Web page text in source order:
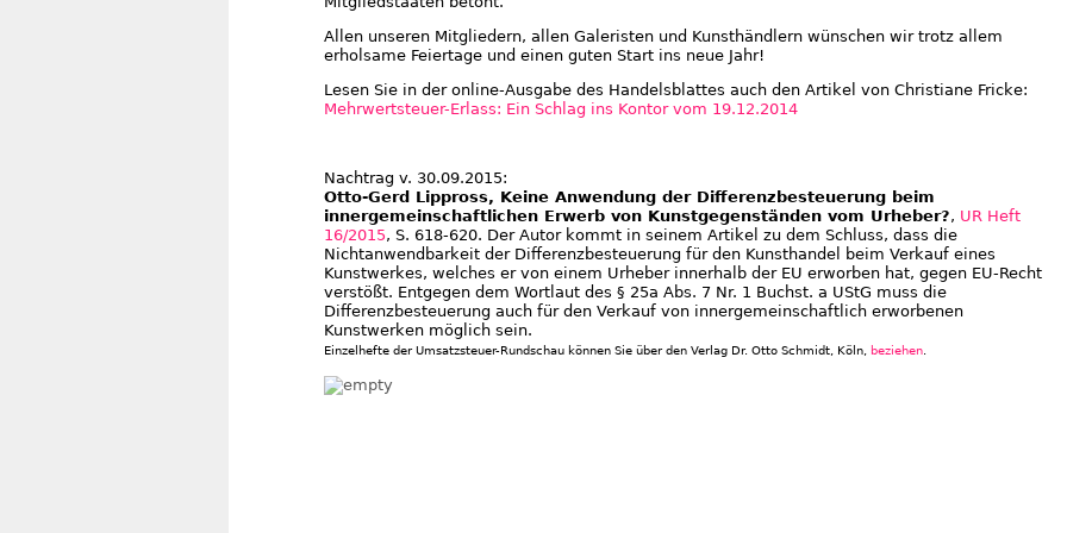
Allen unseren Mitgliedern, allen Galeristen und Kunsthändlern wünschen wir trotz allem
erholsame Feiertage und einen guten Start ins neue Jahr!
Lesen Sie in der online-Ausgabe des Handelsblattes auch den Artikel von Christiane Fricke:
Mehrwertsteuer-Erlass: Ein Schlag ins Kontor vom 19.12.2014
Nachtrag v. 30.09.2015:
Otto-Gerd Lippross, Keine Anwendung der Differenzbesteuerung beim
innergemeinschaftlichen Erwerb von Kunstgegenständen vom Urheber?, UR Heft
16/2015, S. 618-620. Der Autor kommt in seinem Artikel zu dem Schluss, dass die
Nichtanwendbarkeit der Differenzbesteuerung für den Kunsthandel beim Verkauf eines
Kunstwerkes, welches er von einem Urheber innerhalb der EU erworben hat, gegen EU-Recht
verstößt. Entgegen dem Wortlaut des § 25a Abs. 7 Nr. 1 Buchst. a UStG muss die
Differenzbesteuerung auch für den Verkauf von innergemeinschaftlich erworbenen
Kunstwerken möglich sein.
Einzelhefte der Umsatzsteuer-Rundschau können Sie über den Verlag Dr. Otto Schmidt, Köln, beziehen